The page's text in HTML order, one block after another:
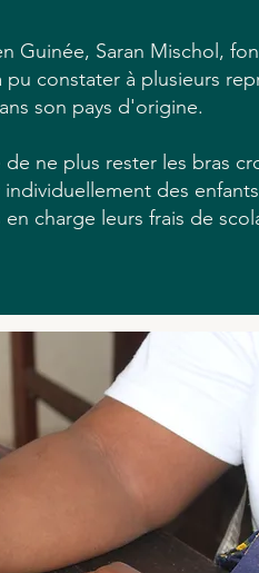
Guinée, Saran Mischol,
constater à plusieurs
son pays d'origine.
ne plus rester les bras
des
charge leurs frais de